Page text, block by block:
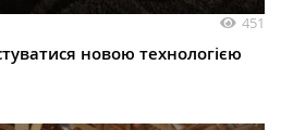
451
новою технологією